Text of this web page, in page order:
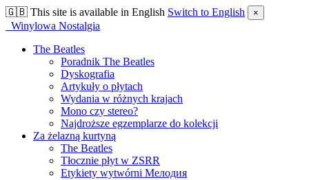
🇬🇧 This site is available in English Switch to English ×
Winylowa Nostalgia
The Beatles
Poradnik The Beatles
Dyskografia
Artykuły o płytach
Wydania w różnych krajach
Mono czy stereo?
Najdroższe egzemplarze do kolekcji
Za żelazną kurtyną
The Beatles
Tłocznie płyt w ZSRR
Etykiety wytwórni Мелодия